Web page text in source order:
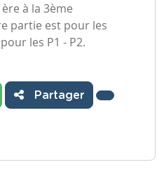
à la 3ème
partie est pour les
les P1 - P2.
Partager